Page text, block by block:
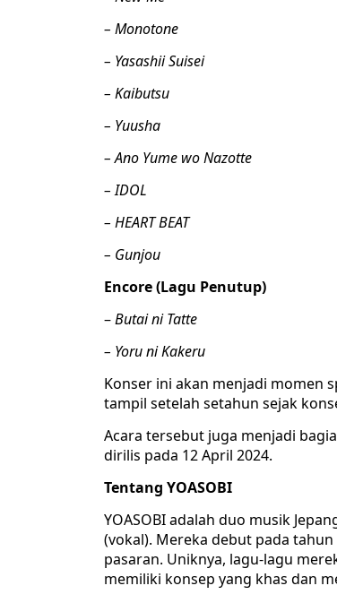
– Monotone
– Yasashii Suisei
– Kaibutsu
– Yuusha
– Ano Yume wo Nazotte
– IDOL
– HEART BEAT
– Gunjou
Encore (Lagu Penutup)
–Butai ni Tatte
– Yoru ni Kakeru
Konser ini akan menjadi momen
tampil setelah setahun sejak
Acara tersebut juga menjadi
dirilis pada 12 April 2024.
Tentang YOASOBI
YOASOBI adalah duo musik
(vokal). Mereka debut pada
pasaran. Uniknya, lagu-lagu
memiliki konsep yang khas dan